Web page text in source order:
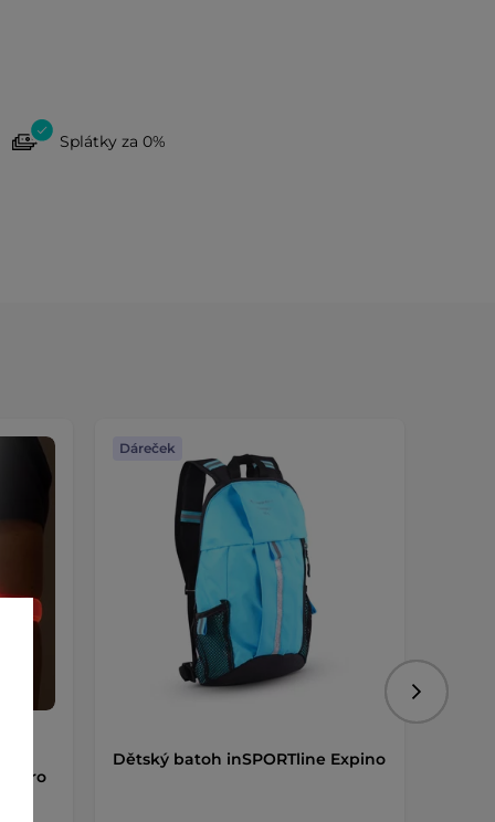
Splátky za 0%
Dětský batoh inSPORTline Expino
Dáreček